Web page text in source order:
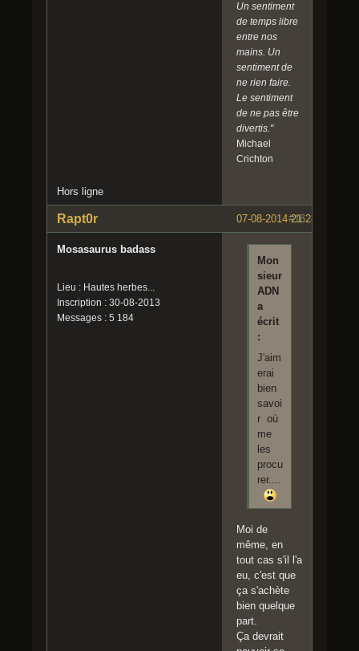
Un sentiment
de temps libre
entre nos
mains. Un
sentiment de
ne rien faire.
Le sentiment
de ne pas être
divertis."
Michael
Crichton
Hors ligne
#16
07-08-2014 21:28:29
Rapt0r
Mosasaurus badass
Lieu : Hautes herbes...
Inscription : 30-08-2013
Messages : 5 184
Mon
sieur
ADN
a
écrit
:
J'aim
erai
bien
savoi
r où
me
les
procu
rer....
Moi de
même, en
tout cas s'il l'a
eu, c'est que
ça s'achète
bien quelque
part.
Ça devrait